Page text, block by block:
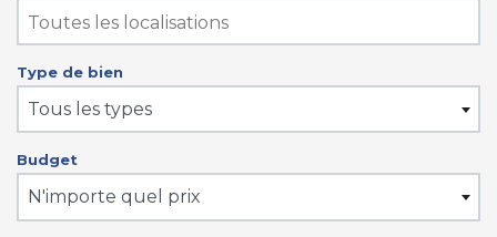
Type de bien
Tous les types
Budget
N'importe quel prix